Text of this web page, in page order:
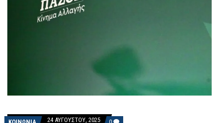
24 ΑΥΓΟΎΣΤΟΥ, 2025
COMMENTS